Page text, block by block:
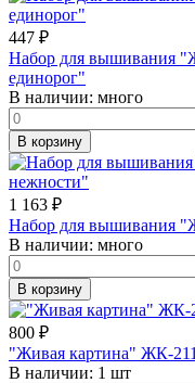
447 ₽
Набор для вышивания
единорог"
В наличии: много
В корзину
1 163 ₽
Набор для вышивания
В наличии: много
В корзину
800 ₽
"Живая картина" ЖК-
В наличии: 1 шт